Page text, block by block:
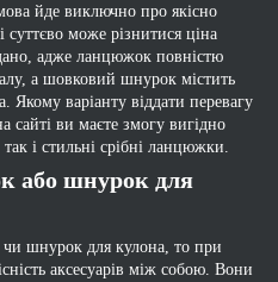
йде виключно про якісно
суттєво може різнитися ціна
адже ланцюжок повністю
а шовковий шнурок містить
Якому варіанту віддати перевагу
ви маєте змогу вигідно
і стильні срібні ланцюжки.
або шнурок для
шнурок для кулона, то при
аксесуарів між собою. Вони